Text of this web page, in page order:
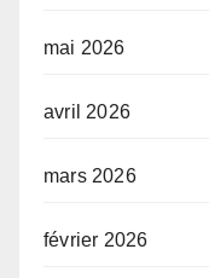
mai 2026
avril 2026
mars 2026
février 2026